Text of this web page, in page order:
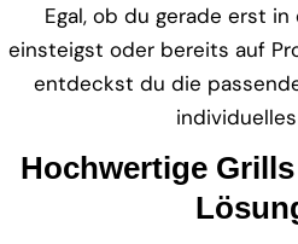
Egal, ob du gerade erst
einsteigst oder bereits auf
entdeckst du die
Hochwertige